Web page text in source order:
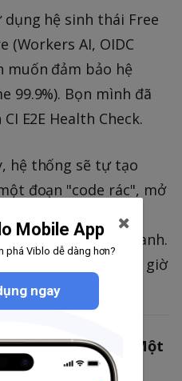
dụng hệ sinh thái Free
(Workers AI, OIDC
muốn đảm bảo hệ
99.9%). Bọn mình đã
E2E Health Check.
hệ thống sẽ tự tạo
đoạn "code rác", mở
nhảy vào chửi. Nếu
vụ, hệ thống báo Xanh.
anh em không bao giờ
Phí - Không Tốn Một
Mobile App
phá Viblo dễ dàng hơn?
ngay